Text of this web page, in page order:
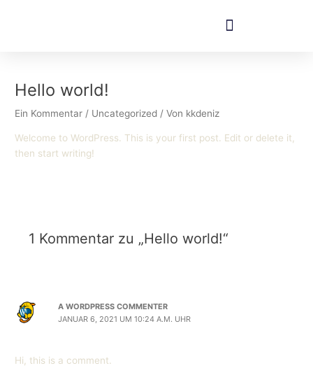
Hello world!
Ein Kommentar / Uncategorized / Von kkdeniz
Welcome to WordPress. This is your first post. Edit or delete it,
then start writing!
1 Kommentar zu „Hello world!“
A WORDPRESS COMMENTER
JANUAR 6, 2021 UM 10:24 A.M. UHR
Hi, this is a comment.